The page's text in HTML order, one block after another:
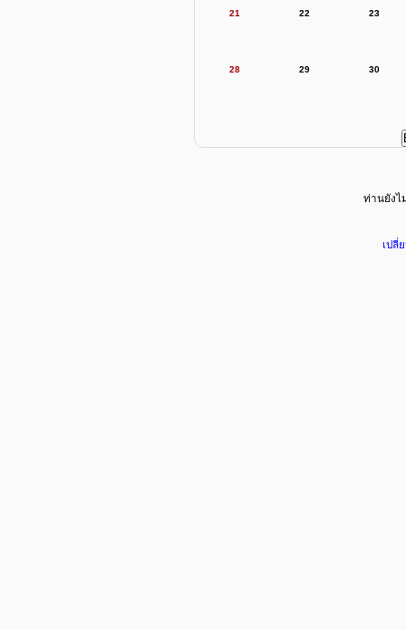
21 22 23
28 29 30
ท่านยังไ
เปลี่